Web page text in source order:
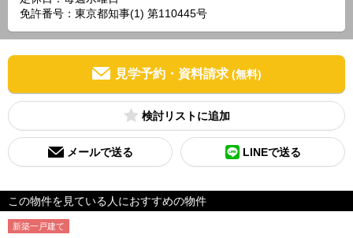
免許番号：東京都知事(1) 第110445号
見学予約・資料請求 (無料)
検討リスト
メールで送る LINEで送る
この物件を見ている人におすすめの物件
新築一戸建て